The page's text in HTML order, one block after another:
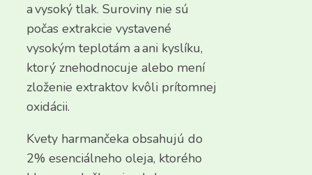
a vysoký tlak. Suroviny nie sú
počas extrakcie vystavené
vysokým teplotám a ani kyslíku,
ktorý znehodnocuje alebo mení
zloženie extraktov kvôli prítomnej
oxidácii.
Kvety harmančeka obsahujú do
2% esenciálneho oleja, ktorého